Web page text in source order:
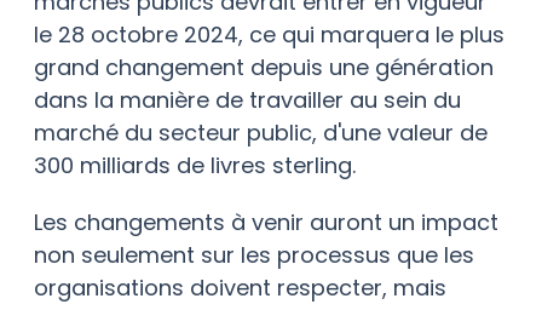
le 28 octobre 2024, ce qui marquera le plus
grand changement depuis une génération
dans la manière de travailler au sein du
marché du secteur public, d'une valeur de
300 milliards de livres sterling.
Les changements à venir auront un impact
non seulement sur les processus que les
organisations doivent respecter, mais